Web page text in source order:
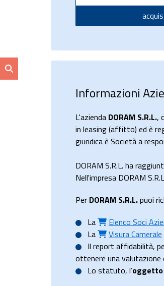
Informazioni
L'azienda DORAM S.R.L.,
in leasing (affitto) ed è
giuridica è Società a
DORAM S.R.L. ha
Nell'impresa DORAM
Per DORAM S.R.L.puoi
La
Elenco Soci
La
Visura Camerale
Il report affidabilità,
ottenere una valutazione
Lo statuto, l’oggetto